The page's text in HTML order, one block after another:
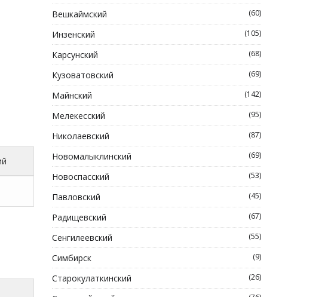
Вешкаймский (60)
Инзенский (105)
Карсунский (68)
Кузоватовский (69)
Майнский (142)
Мелекесский (95)
Николаевский (87)
Новомалыклинский (69)
Новоспасский (53)
Павловский (45)
Радищевский (67)
Сенгилеевский (55)
Симбирск (9)
Старокулаткинский (26)